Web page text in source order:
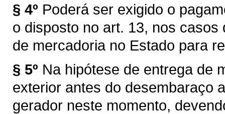
§ 4º Poderá ser exigido o
o disposto no art. 13, nos
de mercadoria no Estado para
§ 5º Na hipótese de entrega de
exterior antes do desembaraço
gerador neste momento,